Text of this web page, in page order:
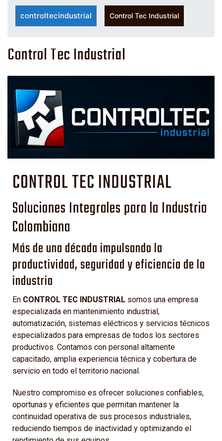
controltecindustrial Control Tec Industrial
Control Tec Industrial
CONTROL TEC INDUSTRIAL
Soluciones Integrales para la Industria
Colombiana
Más de una década impulsando la
productividad, seguridad y eficiencia de la
industria
En CONTROL TEC INDUSTRIAL somos una empresa
especializada en mantenimiento industrial,
automatización, sistemas eléctricos y servicios técnicos
especializados para empresas de todos los sectores
productivos. Contamos con personal altamente
capacitado, amplia experiencia técnica y cobertura de
servicio en todo el territorio nacional.
Nuestro compromiso es ofrecer soluciones confiables,
oportunas y eficientes que permitan mantener la
continuidad operativa de sus procesos industriales,
reduciendo tiempos de inactividad y optimizando el